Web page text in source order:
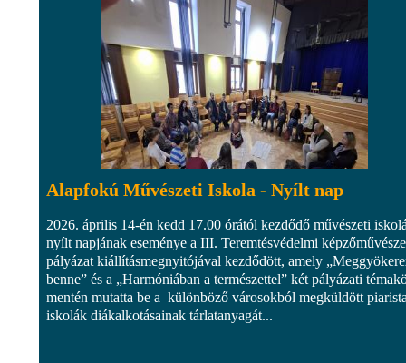
Alapfokú Művészeti Iskola - Nyílt nap
2026. április 14-én kedd 17.00 órától kezdődő művészeti
nyílt napjának eseménye a III. Teremtésvédelmi
pályázat kiállításmegnyitójával kezdődött, amely
benne” és a „Harmóniában a természettel” két pályázati
mentén mutatta be a különböző városokból megküldött
iskolák diákalkotásainak tárlatanyagát...